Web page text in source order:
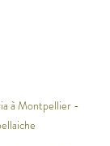
à Montpellier -